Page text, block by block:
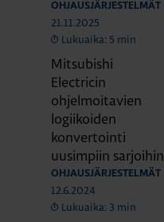
OHJAUSJÄRJESTELMÄT
21.11.2025
Lukuaika: 5 min
Mitsubishi
Electricin
ohjelmoitavien
logiikoiden
konvertointi
uusimpiin sarjoihin
OHJAUSJÄRJESTELMÄT
12.6.2024
Lukuaika: 3 min